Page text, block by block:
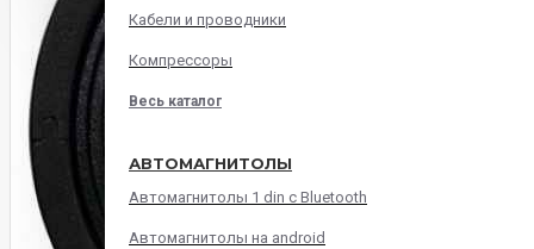
Кабели и проводники
Компрессоры
Весь каталог
АВТОМАГНИТОЛЫ
Автомагнитолы 1 din с Bluetooth
Автомагнитолы на android